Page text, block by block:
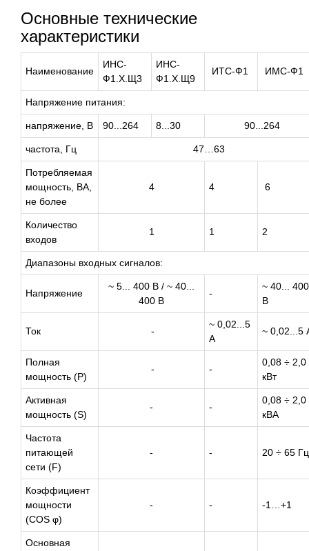
Основные технические
характеристики
Наименование
ИНС-
Ф1.Х.Щ3
ИНС-
Ф1.Х.Щ9
ИТС-Ф1 ИМС-Ф1
Напряжение питания:
напряжение, В 90...264 8...30 90...264
частота, Гц 47…63
Потребляемая
мощность, ВА,
не более
4 4 6
Количество
входов
1 1 2
Диапазоны входных сигналов:
Напряжение
~ 5... 400 В / ~ 40...
400 В
-
~ 40... 400
В
Ток -
~ 0,02...5
А
~ 0,02...5
Полная
мощность (P)
- -
0,08 ÷ 2,0
кВт
Активная
мощность (S)
- -
0,08 ÷ 2,0
кВА
Частота
питающей
сети (F)
- - 20 ÷ 65 Гц
Коэффициент
мощности
(COS φ)
- - -1…+1
Основная